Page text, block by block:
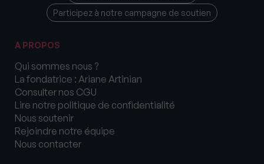
Participez à notre campagne de soutien
A PROPOS
Qui sommes nous ?
La fondatrice : Ariane Artinian
Consulter nos CGU
Lire notre politique de confidentialité
Nous soutenir
Rejoindre notre équipe
Nous contacter